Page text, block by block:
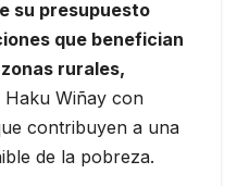
su presupuesto
que benefician
rurales,
Haku Wiñay con
contribuyen a una
de la pobreza.